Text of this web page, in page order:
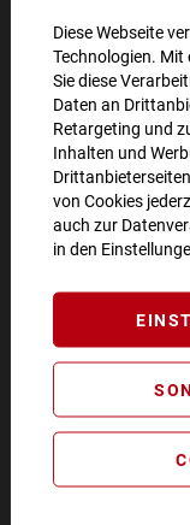
Diese Webseite
Technologien. Mit
Sie diese
Daten an
Retargeting und
Inhalten und
von Cookies
auch zur
in den
AKTIONEN
10€
**Angebot
SO